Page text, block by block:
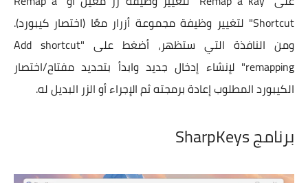
Shortcut" لتغيير وظيفة مجموعة أزرار معًا (اختصار كيبورد).
ومن النافذة التي ستظهر، أضغط على "Add shortcut
remapping" لإنشاء إدخال جديد وابدأ بتحديد مفتاح/اختصار
الكيبورد المطلوب إعادة برمجته ثم الإجراء أو الزر البديل له.
برنامج SharpKeys